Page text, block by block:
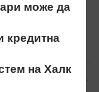
може да
кредитна
на Халк